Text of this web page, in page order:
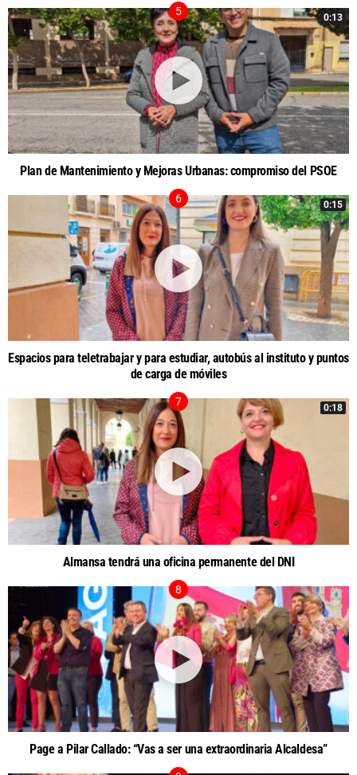
0:13
Plan de Mantenimiento y Mejoras Urbanas: compromiso del PSOE
0:15
Espacios para teletrabajar y para estudiar, autobús al instituto y puntos
de carga de móviles
0:18
Almansa tendrá una oficina permanente del DNI
Page a Pilar Callado: “Vas a ser una extraordinaria Alcaldesa”